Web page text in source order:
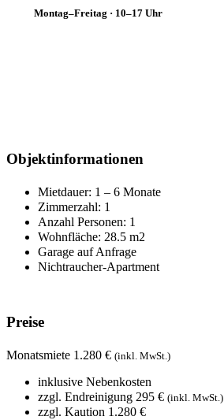
Montag–Freitag · 10–17 Uhr
Objektinformationen
Mietdauer: 1 – 6 Monate
Zimmerzahl: 1
Anzahl Personen: 1
Wohnfläche: 28.5 m2
Garage auf Anfrage
Nichtraucher-Apartment
Preise
Monatsmiete 1.280 € (inkl. MwSt.)
inklusive Nebenkosten
zzgl. Endreinigung 295 € (inkl. MwSt.)
zzgl. Kaution 1.280 €